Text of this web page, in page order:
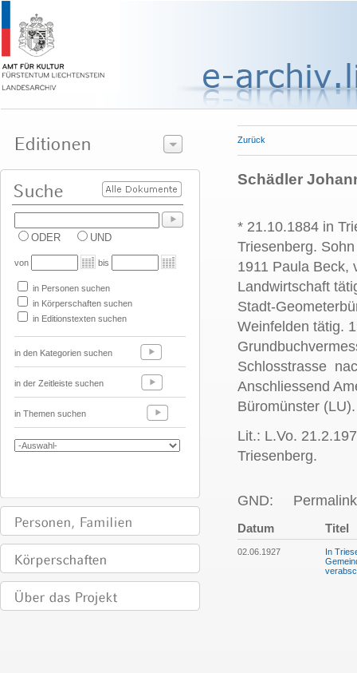
ODER UND
von bis
in Personen suchen
in Körperschaften suchen
in Editionstexten suchen
in den Kategorien suchen
in der Zeitleiste suchen
in Themen suchen
Zurück
Schädler
* 21.10.1884 in
Triesenberg.
1911 Paula Beck,
Landwirtschaft
Stadt-
Weinfelden tätig.
Schlosstrasse
Anschliessend
Büromünster
Lit.: L.Vo.
Triesenberg.
GND:
Datum Titel
02.06.1927
In